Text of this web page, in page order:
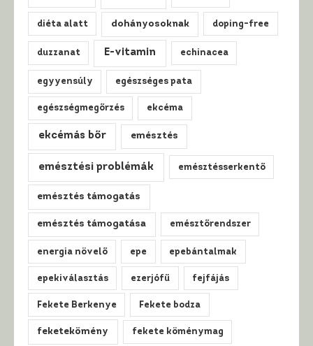
diéta alatt dohányosoknak doping-free
duzzanat E-vitamin echinacea
egyyensúly egészséges pata
egészségmegőrzés ekcéma
ekcémás bőr emésztés
emésztési problémák emésztésserkentő
emésztés támogatás
emésztés támogatása emésztőrendszer
energia növelő epe epebántalmak
epekiválasztás ezerjófű fejfájás
Fekete Berkenye Fekete bodza
feketekömény fekete köménymag